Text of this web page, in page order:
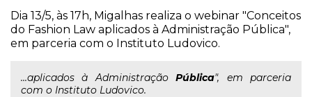
Dia 13/5, às 17h, Migalhas realiza o webinar "Conceitos
do Fashion Law aplicados à Administração Pública",
em parceria com o Instituto Ludovico.
...aplicados à AdministraçãoPública", em parceria
com o Instituto Ludovico.